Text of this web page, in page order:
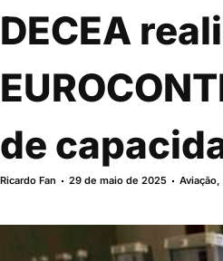
DECEA
de
Ricardo Fan 29 de maio de 2025 Aviação